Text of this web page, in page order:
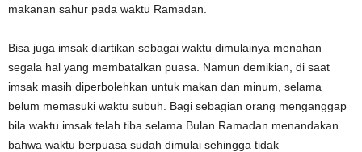
makanan sahur pada waktu Ramadan.
Bisa juga imsak diartikan sebagai waktu dimulainya menahan
segala hal yang membatalkan puasa. Namun demikian, di saat
imsak masih diperbolehkan untuk makan dan minum, selama
belum memasuki waktu subuh. Bagi sebagian orang menganggap
bila waktu imsak telah tiba selama Bulan Ramadan menandakan
bahwa waktu berpuasa sudah dimulai sehingga tidak